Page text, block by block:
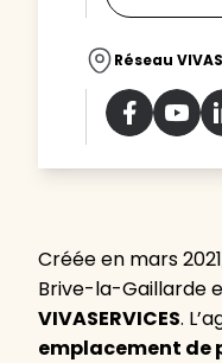
Réseau
Créée en mars
Brive-la-Gaillarde
VIVASERVICES.
emplacement de